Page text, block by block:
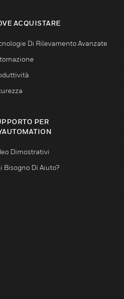
ACQUISTARE
Di Rilevamento Avanzate
PER
Dimostrativi
Bisogno Di Aiuto?